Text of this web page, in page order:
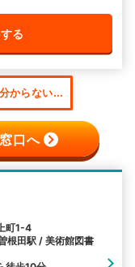
る
からない...
口へ
町1-4
根田駅 / 美術館図書